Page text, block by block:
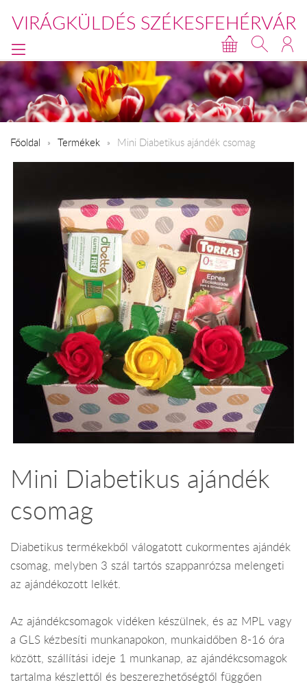
VIRÁGKÜLDÉS SZÉKESFEHÉRVÁR
Főoldal Termékek Mini Diabetikus ajándék csomag
Mini Diabetikus ajándék
csomag
Diabetikus termékekből válogatott cukormentes ajándék
csomag, melyben 3 szál tartós szappanrózsa melengeti
az ajándékozott lelkét.
Az ajándékcsomagok vidéken készülnek, és az MPL vagy
a GLS kézbesíti munkanapokon, munkaidőben 8-16 óra
között, szállítási ideje 1 munkanap, az ajándékcsomagok
tartalma készlettől és beszerezhetőségtől függően